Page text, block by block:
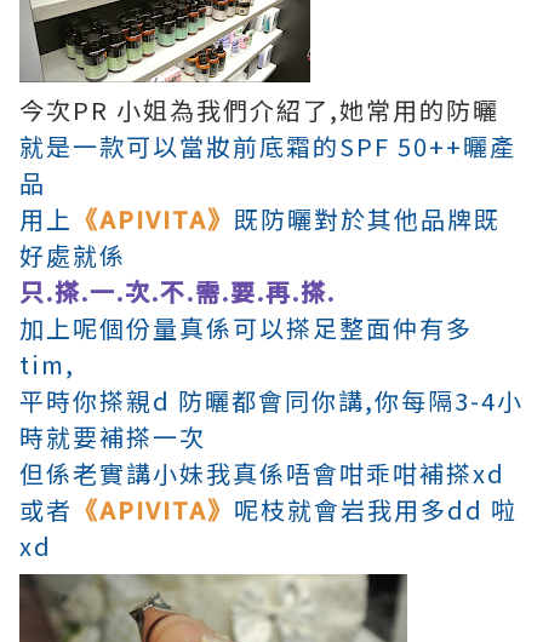
今次PR 小姐為我們介紹了,她常用的防曬
就是一款可以當妝前底霜的SPF 50++曬產
品
用上 《APIVITA》 既防曬對於其他品牌既
好處就係
只.搽.一.次.不.需.要.再.搽.
加上呢個份量真係可以搽足整面仲有多
tim,
平時你搽親d 防曬都會同你講,你每隔3-4小
時就要補搽一次
但係老實講小妹我真係唔會咁乖咁補搽xd
或者 《APIVITA》 呢枝就會岩我用多dd 啦
xd